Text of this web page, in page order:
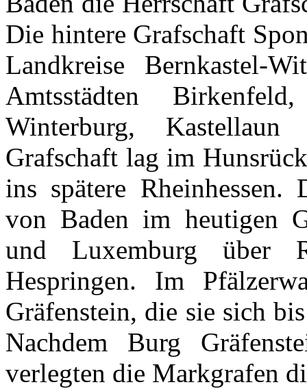
Die hintere Grafschaft
Landkreise
Bernkastel-
Amtsstädten
Birkenfeld
Winterburg, Kastellaun
Grafschaft lag im
ins spätere Rheinhessen.
von Baden im heutigen
und Luxemburg über
Hespringen. Im
Gräfenstein, die sie sich bis
Nachdem Burg
verlegten die Markgrafen